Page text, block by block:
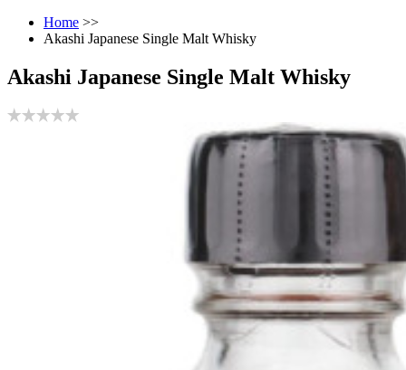
Home >>
Akashi Japanese Single Malt Whisky
Akashi Japanese Single Malt Whisky